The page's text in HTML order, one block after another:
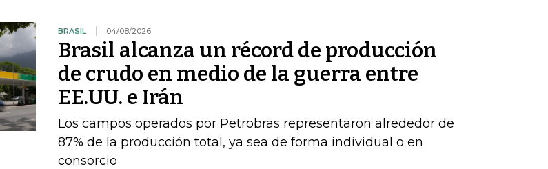
BRASIL 04/08/2026
Brasil alcanza un récord de producción
de crudo en medio de la guerra entre
EE.UU. e Irán
Los campos operados por Petrobras representaron alrededor de
87% de la producción total, ya sea de forma individual o en
consorcio